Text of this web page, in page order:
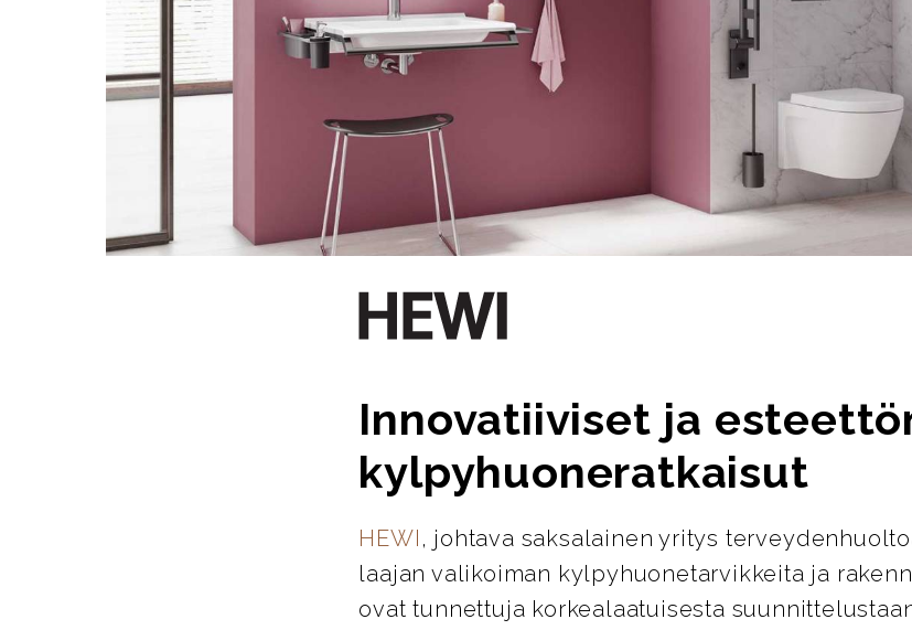
Innovatiiviset ja
kylpyhuoneratkaisut
HEWI , johtava saksalainen yritys
laajan valikoiman kylpyhuonetarvikkeita ja
ovat tunnettuja korkealaatuisesta